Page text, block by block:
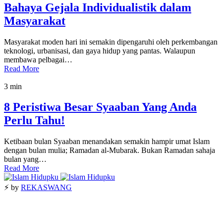
Bahaya Gejala Individualistik dalam
Masyarakat
Masyarakat moden hari ini semakin dipengaruhi oleh perkembangan
teknologi, urbanisasi, dan gaya hidup yang pantas. Walaupun
membawa pelbagai…
Read More
3 min
8 Peristiwa Besar Syaaban Yang Anda
Perlu Tahu!
Ketibaan bulan Syaaban menandakan semakin hampir umat Islam
dengan bulan mulia; Ramadan al-Mubarak. Bukan Ramadan sahaja
bulan yang…
Read More
⚡ by REKASWANG